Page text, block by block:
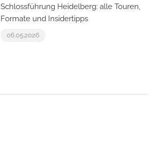
Schlossführung Heidelberg: alle Touren,
Formate und Insidertipps
06.05.2026